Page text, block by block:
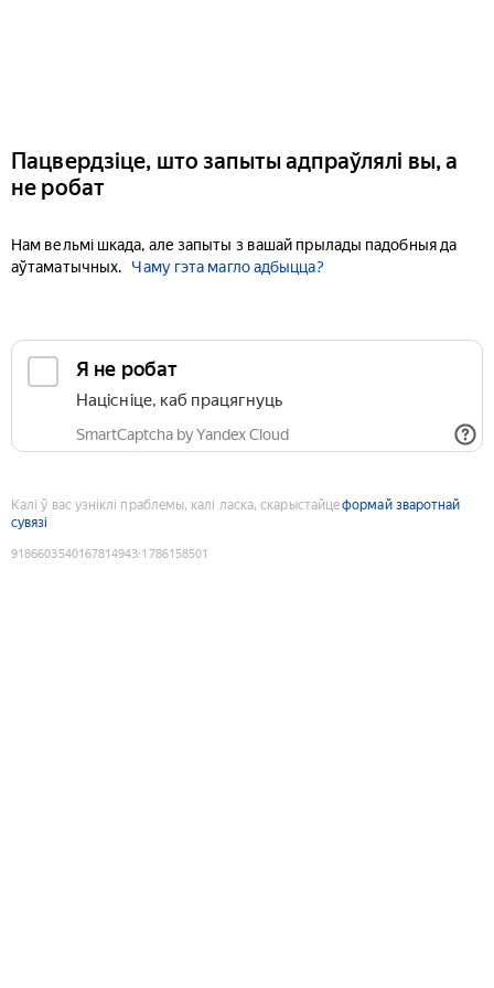
Пацвердзіце, што запыты адпраўлялі вы, а
не робат
Нам вельмі шкада, але запыты з вашай прылады падобныя да
аўтаматычных.
Чаму гэта магло адбыцца?
Я не робат
Націсніце, каб працягнуць
SmartCaptcha by Yandex Cloud
Калі ў вас узніклі праблемы, калі ласка, скарыстайцеформай зваротнай
сувязі
9186603540167814943:1786158501